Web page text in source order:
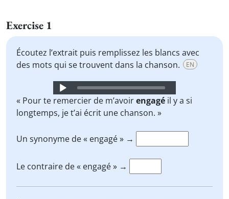
Exercise 1
Écoutez l’extrait puis remplissez les blancs avec
des mots qui se trouvent dans la chanson.
EN
Audio
Player
« Pour te remercier de m’avoirengagé il y a si
longtemps, je t’ai écrit une chanson. »
Un synonyme de « engagé » →
Le contraire de « engagé » →